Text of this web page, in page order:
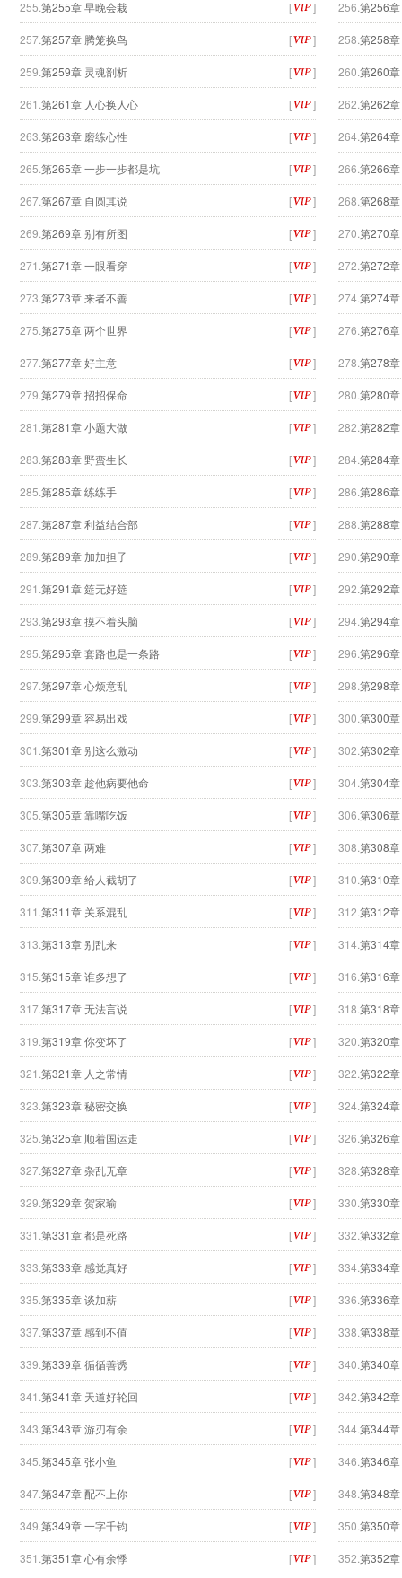
255. 第255章 早晚会栽 [ ] 256. 第256
257.第257章 腾笼换鸟 [ ] 258. 第258
259. 第259章 灵魂剖析 [ ] 260. 第260
261. 第261章 人心换人心 [ ] 262. 第262
263. 第263章 磨练心性 [ ] 264. 第264
265. 第265章 一步一步都是坑 [ ] 266. 第266
267.第267章 自圆其说 [ ] 268. 第268
269. 第269章 别有所图 [ ] 270. 第270
271. 第271章 一眼看穿 [ ] 272. 第272
273. 第273章 来者不善 [ ] 274. 第274
275. 第275章 两个世界 [ ] 276. 第276
277.第277章 好主意 [ ] 278. 第278
279. 第279章 招招保命 [ ] 280. 第280
281. 第281章 小题大做 [ ] 282. 第282
283. 第283章 野蛮生长 [ ] 284. 第284
285. 第285章 练练手 [ ] 286. 第286
287.第287章 利益结合部 [ ] 288. 第288
289. 第289章 加加担子 [ ] 290. 第290
291. 第291章 筵无好筵 [ ] 292. 第292
293. 第293章 摸不着头脑 [ ] 294. 第294
295. 第295章 套路也是一条路 [ ] 296. 第296
297.第297章 心烦意乱 [ ] 298. 第298
299. 第299章 容易出戏 [ ] 300. 第300
301. 第301章 别这么激动 [ ] 302. 第302
303. 第303章 趁他病要他命 [ ] 304. 第304
305. 第305章 靠嘴吃饭 [ ] 306. 第306
307.第307章 两难 [ ] 308. 第308
309. 第309章 给人截胡了 [ ] 310. 第310
311. 第311章 关系混乱 [ ] 312. 第312
313. 第313章 别乱来 [ ] 314. 第314
315. 第315章 谁多想了 [ ] 316. 第316
317.第317章 无法言说 [ ] 318. 第318
319. 第319章 你变坏了 [ ] 320. 第320
321. 第321章 人之常情 [ ] 322. 第322
323. 第323章 秘密交换 [ ] 324. 第324
325. 第325章 顺着国运走 [ ] 326. 第326
327.第327章 杂乱无章 [ ] 328. 第328
329. 第329章 贺家瑜 [ ] 330. 第330
331. 第331章 都是死路 [ ] 332. 第332
333. 第333章 感觉真好 [ ] 334. 第334
335. 第335章 谈加薪 [ ] 336. 第336
337.第337章 感到不值 [ ] 338. 第338
339. 第339章 循循善诱 [ ] 340. 第340
341. 第341章 天道好轮回 [ ] 342. 第342
343. 第343章 游刃有余 [ ] 344. 第344
345. 第345章 张小鱼 [ ] 346. 第346
347.第347章 配不上你 [ ] 348. 第348
349. 第349章 一字千钧 [ ] 350. 第350
351. 第351章 心有余悸 [ ] 352. 第352